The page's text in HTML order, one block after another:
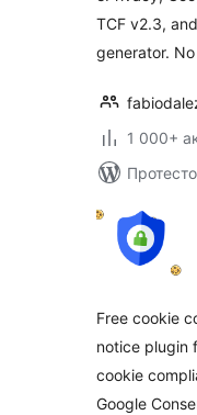
TCF v2.3,
generator.
1 000+
Free cookie
notice plugin
cookie
Google